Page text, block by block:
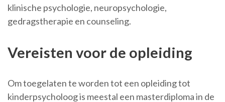
klinische psychologie, neuropsychologie,
gedragstherapie en counseling.
Vereisten voor de opleiding
Om toegelaten te worden tot een opleiding tot
kinderpsycholoog is meestal een masterdiploma in de